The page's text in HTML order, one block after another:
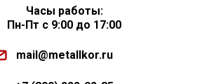
Часы работы:
Пн-Пт с 9:00 до 17:00
mail@metallkor.ru